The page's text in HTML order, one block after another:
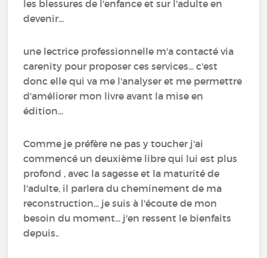
les blessures de l'enfance et sur l'adulte en
devenir...
une lectrice professionnelle m'a contacté via
carenity pour proposer ces services... c'est
donc elle qui va me l'analyser et me permettre
d'améliorer mon livre avant la mise en
édition...
Comme je préfère ne pas y toucher j'ai
commencé un deuxième libre qui lui est plus
profond , avec la sagesse et la maturité de
l'adulte, il parlera du cheminement de ma
reconstruction... je suis à l'écoute de mon
besoin du moment... j'en ressent le bienfaits
depuis..